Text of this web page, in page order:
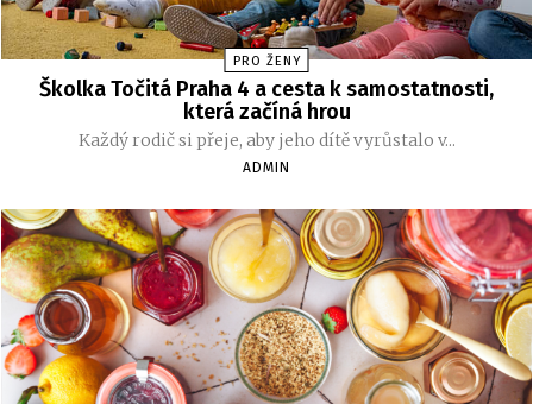
PRO ŽENY
Školka Točitá Praha 4 a cesta k samostatnosti,
která začíná hrou
Každý rodič si přeje, aby jeho dítě vyrůstalo v...
ADMIN